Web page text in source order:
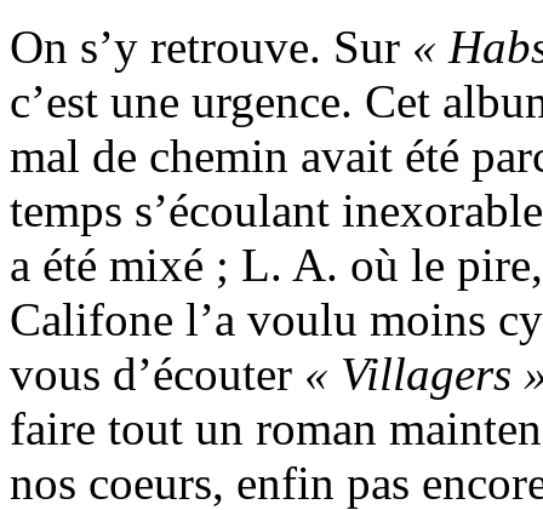
On s’y retrouve. Sur «
c’est une urgence. Cet
mal de chemin avait été
temps s’écoulant
a été mixé ; L. A. où le
Califone l’a voulu moins
vous d’écouter « Villagers
faire tout un roman
nos coeurs, enfin pas